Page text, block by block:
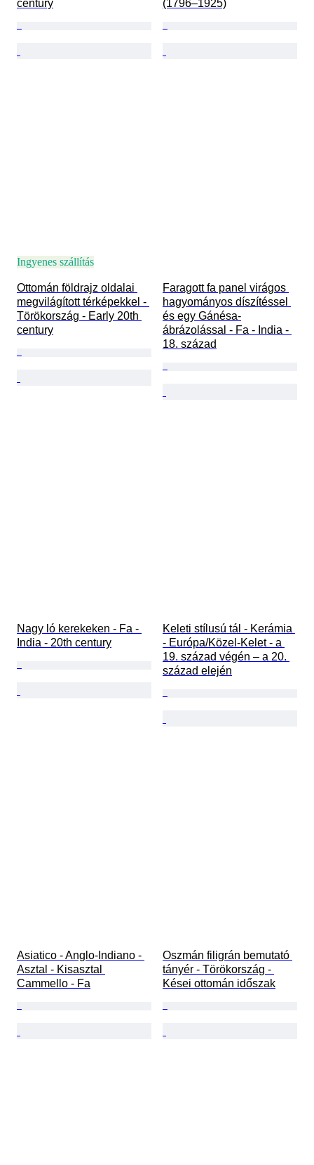
century (1796–1925)
Ingyenes szállítás
Ottomán földrajz oldalai
megvilágított térképekkel -
Törökország - Early 20th
century
Faragott fa panel virágos
hagyományos díszítéssel
és egy Gánésa-
ábrázolással - Fa - India -
18. század
Nagy ló kerekeken - Fa -
India - 20th century
Keleti stílusú tál - Kerámia
- Európa/Közel-Kelet - a
19. század végén – a 20.
század elején
Asiatico - Anglo-Indiano -
Asztal - Kisasztal
Cammello - Fa
Oszmán filigrán bemutató
tányér - Törökország -
Kései ottomán időszak